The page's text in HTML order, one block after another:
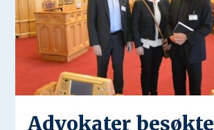
Advokater besøkte